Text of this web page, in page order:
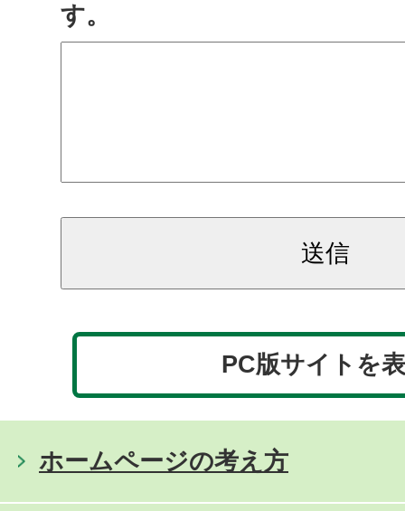
す。
PC版サイトを
ホームページの考え方